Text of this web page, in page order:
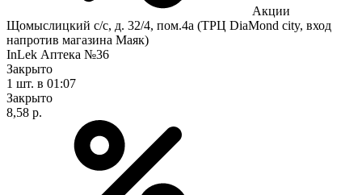
Акции
Щомыслицкий с/с, д. 32/4, пом.4а (ТРЦ DiaMond city, вход
напротив магазина Маяк)
InLek Аптека №36
Закрыто
1 шт. в 01:07
Закрыто
8,58 р.